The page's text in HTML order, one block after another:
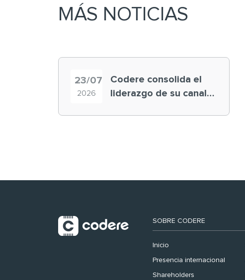
MÁS NOTICIAS
23/07
2026
Codere consolida el
liderazgo de su canal
SOBRE CODERE
Inicio
Presencia internacional
Shareholders